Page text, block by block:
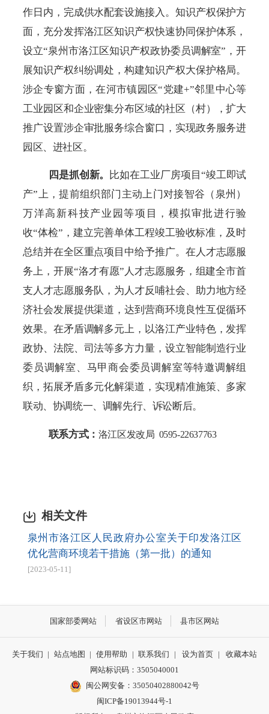
作日内，完成供水配套设施接入。 知识产权保护方
面，充分发挥洛江区知识产权快速协同保护体系，
设立“泉州市洛江区知识产权政协委员调解室”，开
展知识产权纠纷调处，构建知识产权大保护格局。
涉企专窗方面，在河市镇园区“党建+”邻里中心等
工业园区和企业密集分布区域的社区（村），扩大
推广设置涉企审批服务综合窗口，实现政务服务进
园区、进社区 。
四是抓创新。 比如在工业厂房项目 “竣工即试
产”上，提前组织部门主动上门对接智谷（泉州）
万洋高新科技产业园等项目，模拟审批进行验
收“体检”，建立完善单体工程竣工验收标准，及时
总结并在全区重点项目中给予推广。在人才志愿服
务上，开展“洛才有愿” 人才志愿服务 ， 组建全市首
支人才志愿服务队，为 人才反哺社会、助力地方经
济社会发展提供渠道，达到营商环境良性互促循环
效果。在矛盾调解多元上，以洛江产业特色，发挥
政协、法院、司法等多方力量，设立智能制造行业
委员调解室、马甲商会委员调解室等特邀调解组
织，拓展矛盾多元化解渠道，实现精准施策、多家
联动、协调统一、调解先行、诉讼断后。
联系方式： 洛江区发改局 0595-22637763
相关文件
泉州市洛江区人民政府办公室关于印发洛江区
优化营商环境若干措施（第一批）的通知
[2023-05-11]
国家部委网站 省设区市网站 县市区网站
关于我们 | 站点地图 | 使用帮助 | 联系我们 | 设为首页 |
收藏本站
网站标识码：3505040001
闽公网安备：35050402880042号
闽ICP备19013944号-1